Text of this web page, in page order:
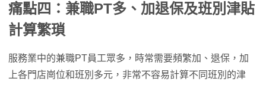
痛點四：兼職PT多、加退保及班別津貼
計算繁瑣
服務業中的兼職PT員工眾多，時常需要頻繁加、退保，加
上各門店崗位和班別多元，非常不容易計算不同班別的津